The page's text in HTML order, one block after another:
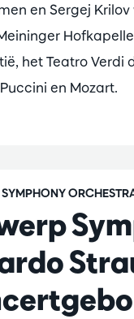
en Sergej
het Teatro
en Mozart.